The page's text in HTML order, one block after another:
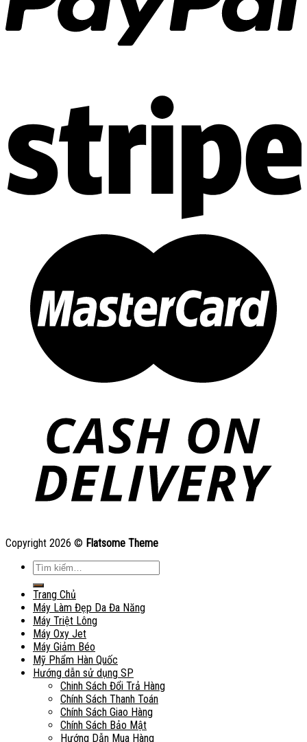
Copyright 2026 © Flatsome Theme
Tìm
kiếm:
Trang Chủ
Máy Làm Đẹp Da Đa Năng
Máy Triệt Lông
Máy Oxy Jet
Máy Giảm Béo
Mỹ Phẩm Hàn Quốc
Hướng dẫn sử dụng SP
Chinh Sách Đổi Trả Hàng
Chính Sách Thanh Toán
Chính Sách Giao Hàng
Chính Sách Bảo Mật
Hướng Dẫn Mua Hàng